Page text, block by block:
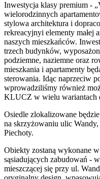
Inwestycja klasy premium -
wielorodzinnych
stylowa architektura i
rekreacyjnyi elementy małej
naszych mieszkańców.
trzech budynków,
podziemne, naziemne oraz
mieszkania i apartamenty
sterowania. Idąc naprzeciw
wprowadziliśmy również
KLUCZ w wielu wariantach
Osiedle zlokalizowane
na skrzyżowaniu ulic
Piechoty.
Obiekty zostaną wykonane
sąsiadujących zabudowań -
mieszczącej się przy ul.